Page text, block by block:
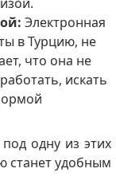
Электронная
в Турцию, не
что она не
искать
одну из этих
станет удобным